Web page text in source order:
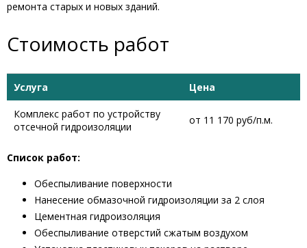
ремонта старых и новых зданий.
Стоимость работ
Услуга Цена
Комплекс работ по устройству
отсечной гидроизоляции
от 11 170 руб/п.м.
Список работ:
Обеспыливание поверхности
Нанесение обмазочной гидроизоляции за 2 слоя
Цементная гидроизоляция
Обеспыливание отверстий сжатым воздухом